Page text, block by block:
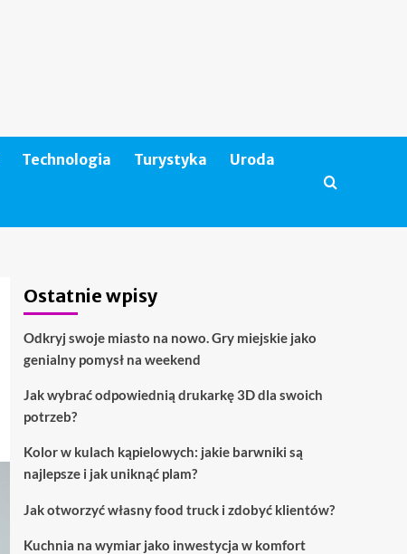
Technologia Turystyka Uroda
Ostatnie wpisy
Odkryj swoje miasto na nowo. Gry miejskie jako
genialny pomysł na weekend
Jak wybrać odpowiednią drukarkę 3D dla swoich
potrzeb?
Kolor w kulach kąpielowych: jakie barwniki są
najlepsze i jak uniknąć plam?
Jak otworzyć własny food truck i zdobyć klientów?
Kuchnia na wymiar jako inwestycja w komfort